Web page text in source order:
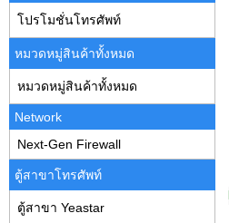
โปรโมชั่นโทรศัพท์
หมวดหมู่สินค้าทั้งหมด
หมวดหมู่สินค้าทั้งหมด
Network
Next-Gen Firewall
ตู้สาขาโทรศัพท์
ตู้สาขา Yeastar